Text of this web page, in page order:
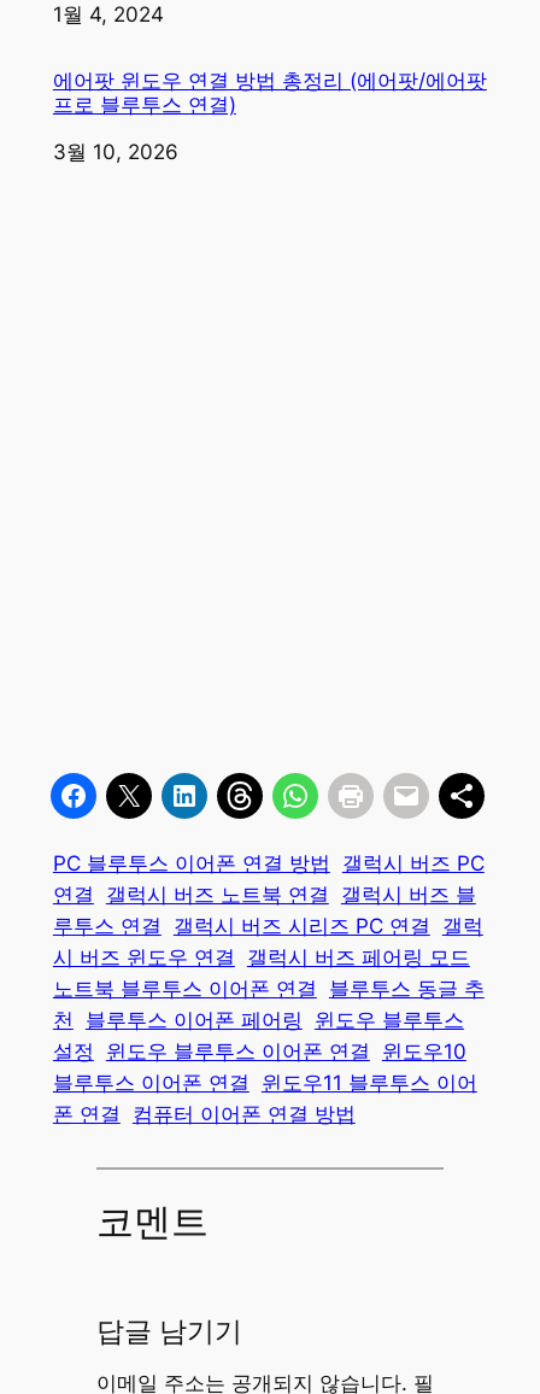
일자
1월 4, 2024
에어팟 윈도우 연결 방법 총정리 (에어팟/에어팟
프로 블루투스 연결)
일자
3월 10, 2026
PC 블루투스 이어폰 연결 방법
갤럭시 버즈 PC
연결
갤럭시 버즈 노트북 연결
갤럭시 버즈 블
루투스 연결
갤럭시 버즈 시리즈 PC 연결
갤럭
시 버즈 윈도우 연결
갤럭시 버즈 페어링 모드
노트북 블루투스 이어폰 연결
블루투스 동글 추
천
블루투스 이어폰 페어링
윈도우 블루투스
설정
윈도우 블루투스 이어폰 연결
윈도우10
블루투스 이어폰 연결
윈도우11 블루투스 이어
폰 연결
컴퓨터 이어폰 연결 방법
코멘트
답글 남기기
이메일 주소는 공개되지 않습니다. 필